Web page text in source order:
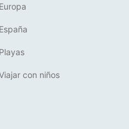
Europa
España
Playas
con niños